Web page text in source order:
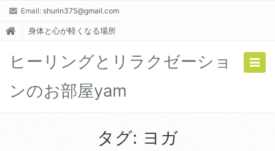
Email: shurin375@gmail.com
身体と心が軽くなる場所
ヒーリングとリラクゼーショ
ンのお部屋yam
タグ: ヨガ